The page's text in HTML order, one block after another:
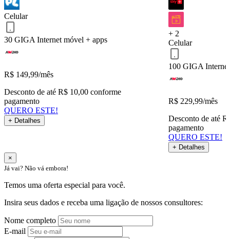
Celular
30 GIGA Internet móvel + apps
R$ 149,99/mês
Desconto de até R$ 10,00 conforme
pagamento
QUERO ESTE!
+ Detalhes
QUERO ESTE!
+ 2
Celular
100 GIGA
R$ 229,99/mês
Desconto de até
pagamento
QUERO ESTE!
+ Detalhes
×
Já vai? Não vá embora!
Temos uma oferta especial para você.
Insira seus dados e receba uma ligação de nossos consultores:
Nome completo
E-mail